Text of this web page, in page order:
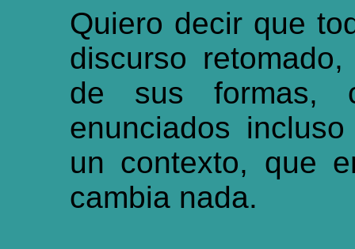
Quiero decir que
discurso
de sus formas,
enunciados
un contexto, que
cambia nada.